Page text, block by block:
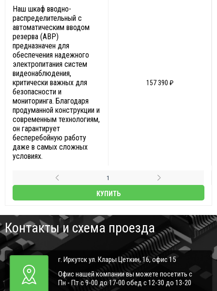
Наш шкаф вводно-
распределительный с
автоматическим вводом
резерва (АВР)
предназначен для
обеспечения надежного
электропитания систем
видеонаблюдения,
критически важных для
безопасности и
мониторинга. Благодаря
продуманной конструкции и
современным технологиям,
он гарантирует
бесперебойную работу
даже в самых сложных
условиях.
157 390 ₽
КУПИТЬ
Контакты и схема проезда
г. Иркутск ул. Клары Цеткин, 16, офис 15
Офис нашей компании вы можете посетить с
Пн - Пт с 9-00 до 17-00 обед с 12-30 до 13-20